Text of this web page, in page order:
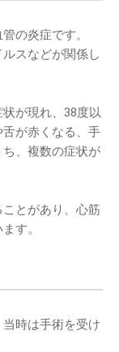
の炎症です。
スなどが関係し
が現れ、38度以
が赤くなる、手
、複数の症状が
とがあり、心筋
す。
時は手術を受け